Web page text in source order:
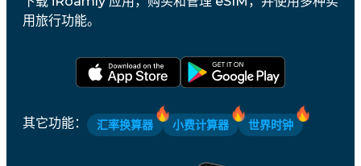
用旅行功能。
其它功能： 汇率换算器 小费计算器 世界时钟